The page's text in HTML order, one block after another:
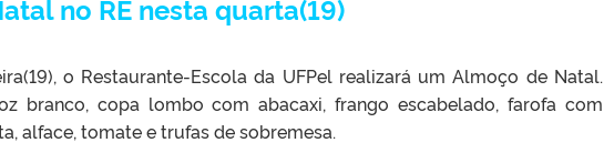
no RE nesta quarta(19)
o Restaurante-Escola da UFPel realizará um Almoço de Natal.
branco, copa lombo com abacaxi, frango escabelado, farofa com
alface, tomate e trufas de sobremesa.